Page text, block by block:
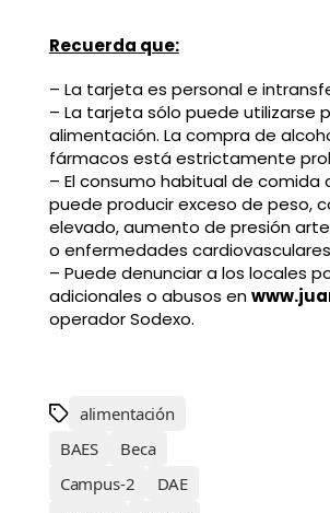
Recuerda que:
– La tarjeta es personal e
– La tarjeta sólo puede utilizarse
alimentación. La compra de
fármacos está estrictamente
– El consumo habitual de comida
puede producir exceso de peso,
elevado, aumento de presión
o enfermedades
– Puede denunciar a los locales
adicionales o abusos en
operador Sodexo.
alimentación
BAES
Beca
Campus-2
DAE